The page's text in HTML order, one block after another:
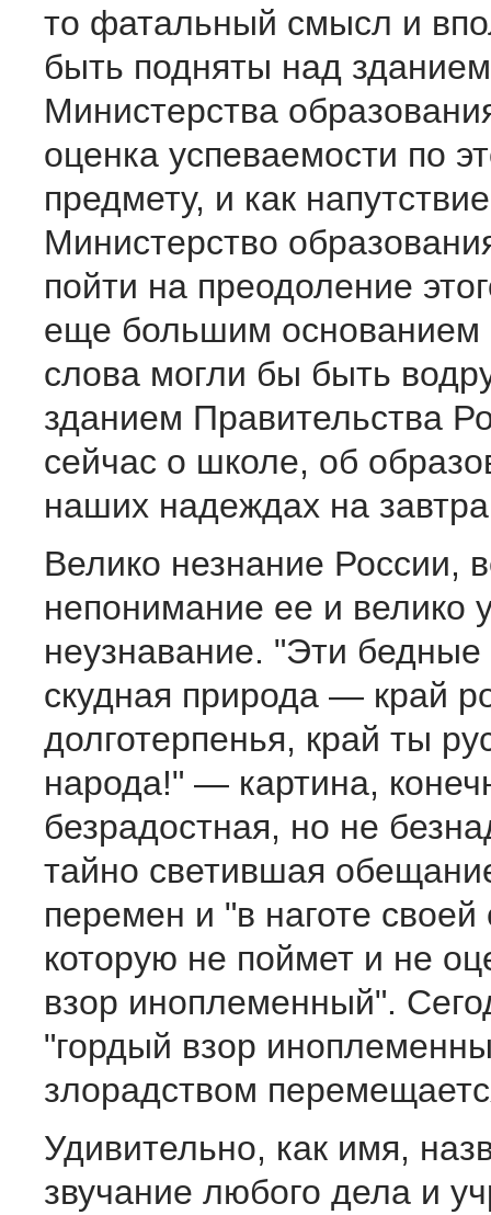
то фатальный смысл и
быть подняты над зданием
Министерства
оценка успеваемости по
предмету, и как
Министерство
пойти на преодоление
еще большим основанием
слова могли бы быть
зданием Правительства
сейчас о школе, об
наших надеждах на
Велико незнание России,
непонимание ее и велико
неузнавание. "Эти бедные
скудная природа — край
долготерпенья, край ты
народа!" — картина,
безрадостная, но не
тайно светившая
перемен и "в наготе
которую не поймет и не
взор иноплеменный".
"гордый взор
злорадством
Удивительно, как имя,
звучание любого дела и